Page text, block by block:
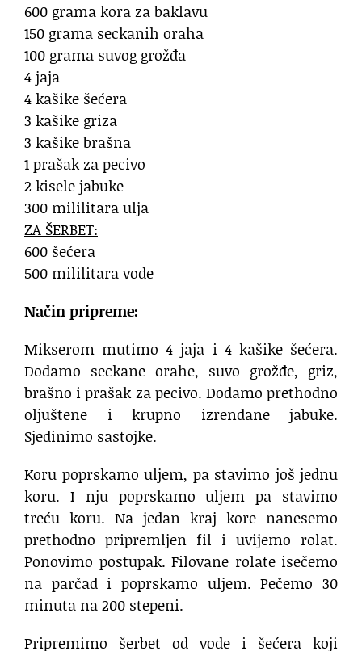
600 grama kora za baklavu
150 grama seckanih oraha
100 grama suvog grožđa
4 jaja
4 kašike šećera
3 kašike griza
3 kašike brašna
1 prašak za pecivo
2 kisele jabuke
300 mililitara ulja
ZA ŠERBET:
600 šećera
500 mililitara vode
Način pripreme:
Mikserom mutimo 4 jaja i 4 kašike šećera.
Dodamo seckane orahe, suvo grožđe, griz,
brašno i prašak za pecivo. Dodamo prethodno
oljuštene i krupno izrendane jabuke.
Sjedinimo sastojke.
Koru poprskamo uljem, pa stavimo još jednu
koru. I nju poprskamo uljem pa stavimo
treću koru. Na jedan kraj kore nanesemo
prethodno pripremljen fil i uvijemo rolat.
Ponovimo postupak. Filovane rolate isečemo
na parčad i poprskamo uljem. Pečemo 30
minuta na 200 stepeni.
Pripremimo šerbet od vode i šećera koji